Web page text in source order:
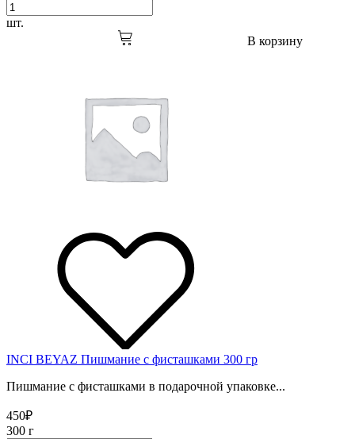
шт.
В корзину
INCI BEYAZ Пишмание с фисташками 300 гр
Пишмание с фисташками в подарочной упаковке...
450₽
300 г